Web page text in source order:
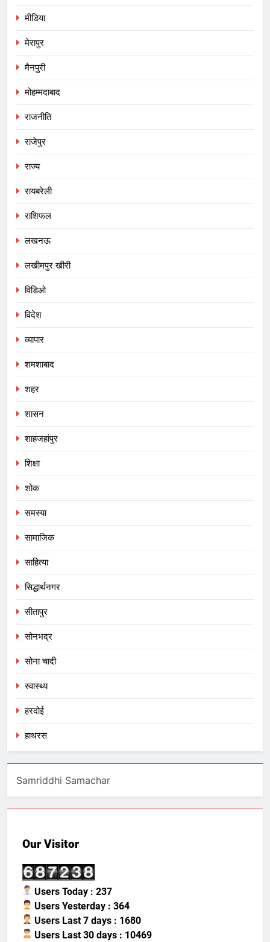
मीडिया
मेरापुर
मैनपुरी
मोहम्मदाबाद
राजनीति
राजेपुर
राज्य
रायबरेली
राशिफल
लखनऊ
लखीमपुर खीरी
विडिओ
विदेश
व्यापार
शमशाबाद
शहर
शासन
शाहजहांपुर
शिक्षा
शोक
समस्या
सामाजिक
साहित्या
सिद्धार्थनगर
सीतापुर
सोनभद्र
सोना चादी
स्वास्थ्य
हरदोई
हाथरस
Samriddhi Samachar
Our Visitor
Users Today : 237
Users Yesterday : 364
Users Last 7 days : 1680
Users Last 30 days : 10469